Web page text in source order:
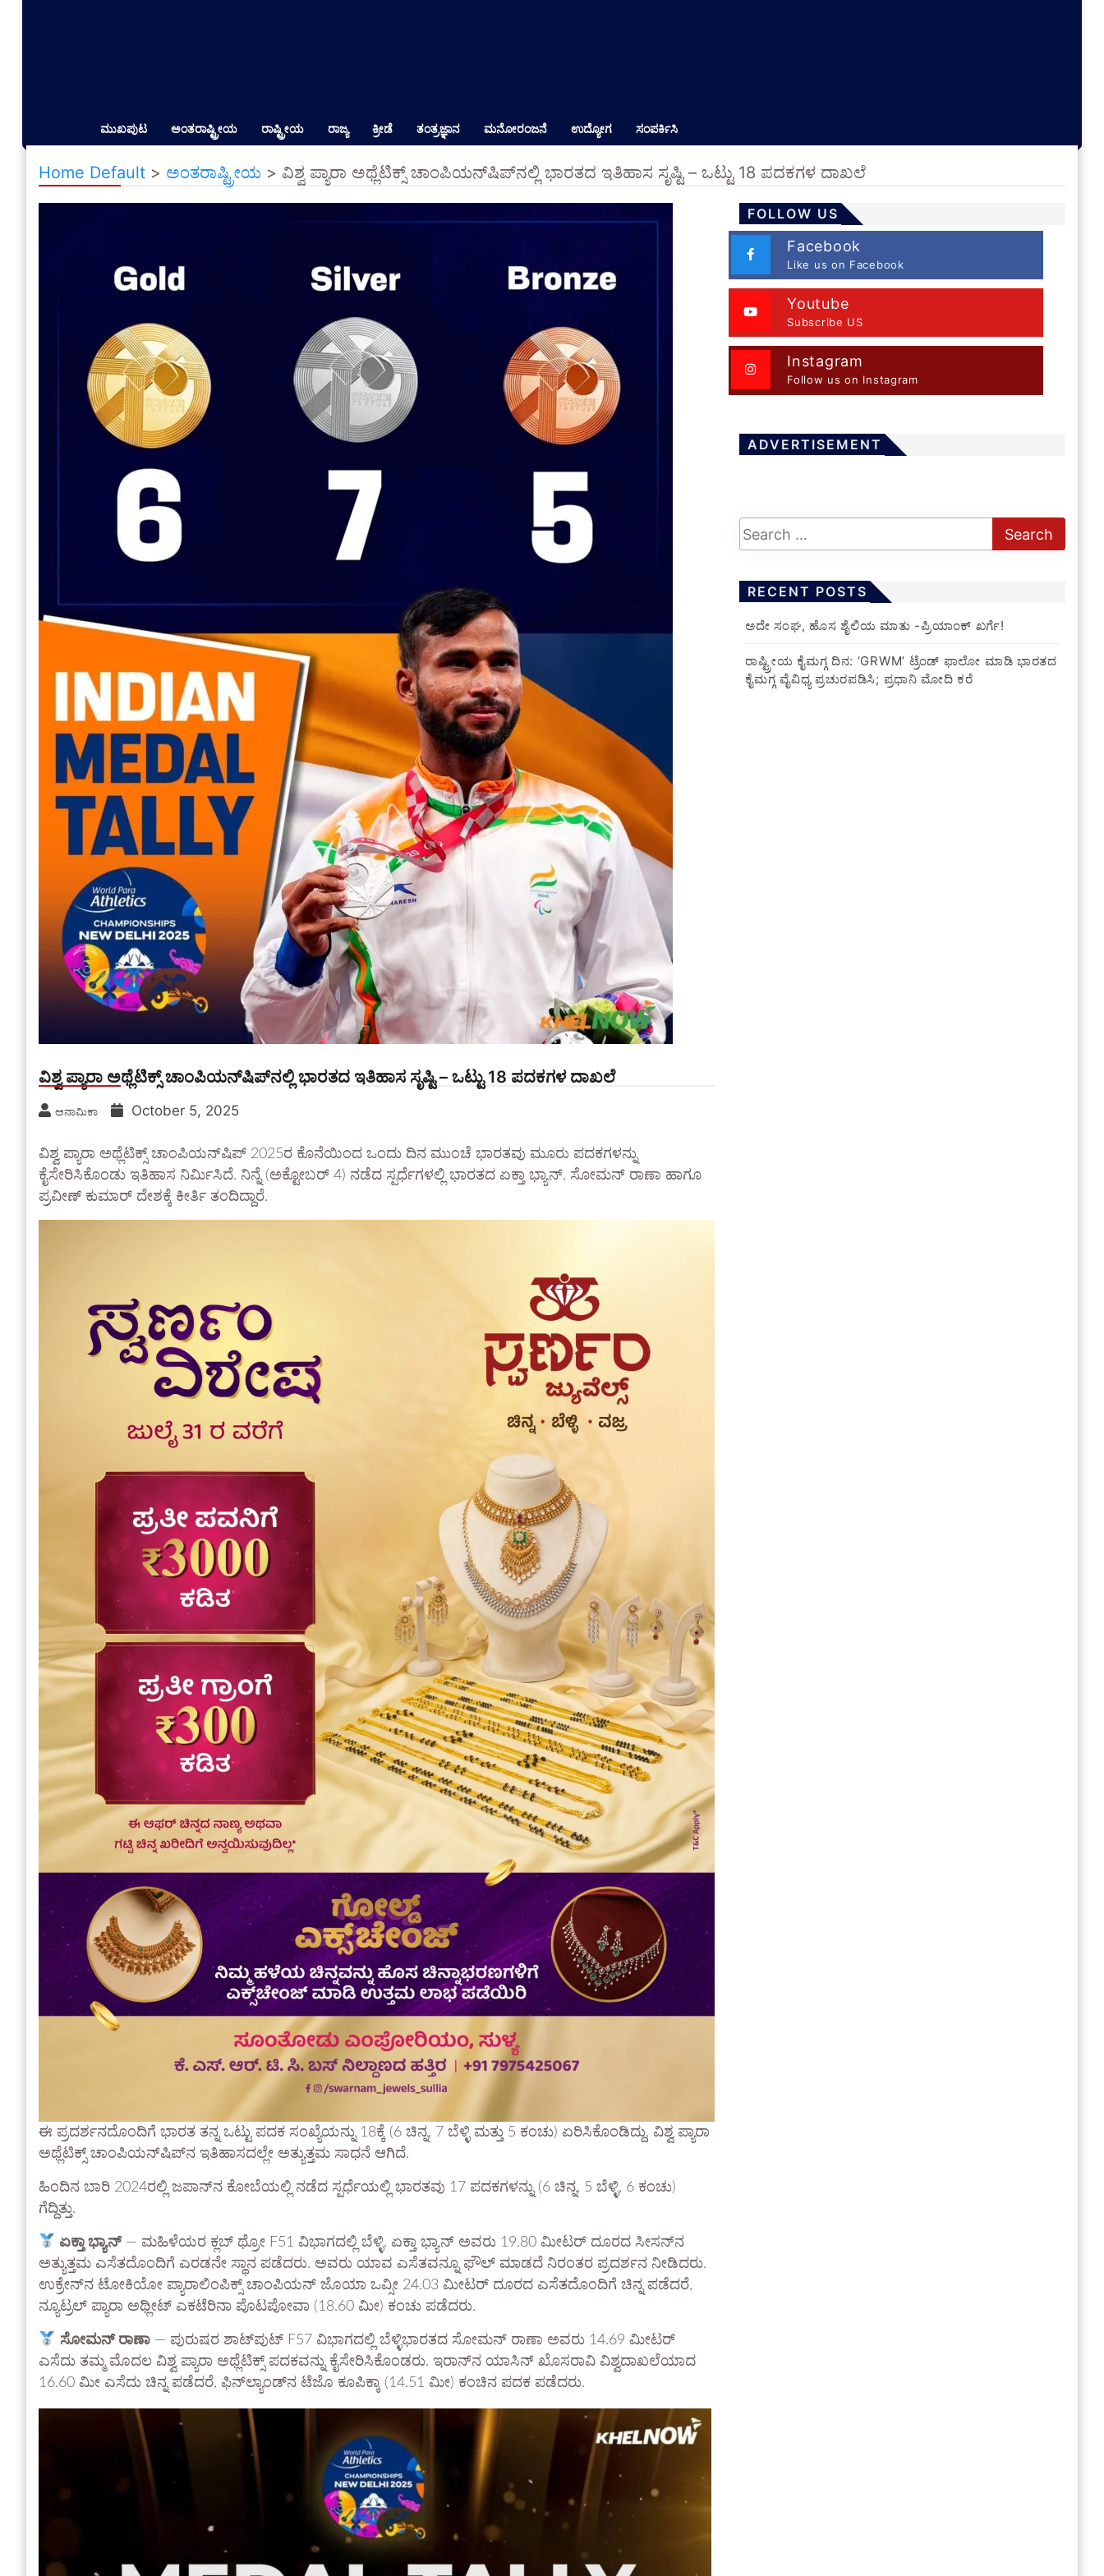
ಮುಖಪುಟ ಅಂತರಾಷ್ಟ್ರೀಯ ರಾಷ್ಟ್ರೀಯ ರಾಜ್ಯ ಕ್ರೀಡೆ ತಂತ್ರಜ್ಞಾನ ಮನೋರಂಜನೆ ಉದ್ಯೋಗ ಸಂಪರ್ಕಿಸಿ
Home Default > ಅಂತರಾಷ್ಟ್ರೀಯ > ವಿಶ್ವ ಪ್ಯಾರಾ ಅಥ್ಲೆಟಿಕ್ಸ್ ಚಾಂಪಿಯನ್‌ಷಿಪ್‌ನಲ್ಲಿ ಭಾರತದ ಇತಿಹಾಸ ಸೃಷ್ಟಿ – ಒಟ್ಟು 18 ಪದಕಗಳ ದಾಖಲೆ
ವಿಶ್ವ ಪ್ಯಾರಾ ಅಥ್ಲೆಟಿಕ್ಸ್ ಚಾಂಪಿಯನ್‌ಷಿಪ್‌ನಲ್ಲಿ ಭಾರತದ ಇತಿಹಾಸ ಸೃಷ್ಟಿ – ಒಟ್ಟು 18 ಪದಕಗಳ ದಾಖಲೆ
ಅನಾಮಿಕಾ October 5, 2025
ವಿಶ್ವ ಪ್ಯಾರಾ ಅಥ್ಲೆಟಿಕ್ಸ್ ಚಾಂಪಿಯನ್‌ಷಿಪ್‌ 2025ರ ಕೊನೆಯಿಂದ ಒಂದು ದಿನ ಮುಂಚೆ ಭಾರತವು ಮೂರು ಪದಕಗಳನ್ನು
ಕೈಸೇರಿಸಿಕೊಂಡು ಇತಿಹಾಸ ನಿರ್ಮಿಸಿದೆ. ನಿನ್ನೆ (ಅಕ್ಟೋಬರ್ 4) ನಡೆದ ಸ್ಪರ್ಧೆಗಳಲ್ಲಿ ಭಾರತದ ಏಕ್ತಾ ಭ್ಯಾನ್, ಸೋಮನ್ ರಾಣಾ ಹಾಗೂ
ಪ್ರವೀಣ್ ಕುಮಾರ್ ದೇಶಕ್ಕೆ ಕೀರ್ತಿ ತಂದಿದ್ದಾರೆ.
ಈ ಪ್ರದರ್ಶನದೊಂದಿಗೆ ಭಾರತ ತನ್ನ ಒಟ್ಟು ಪದಕ ಸಂಖ್ಯೆಯನ್ನು 18ಕ್ಕೆ (6 ಚಿನ್ನ, 7 ಬೆಳ್ಳಿ ಮತ್ತು 5 ಕಂಚು) ಏರಿಸಿಕೊಂಡಿದ್ದು, ವಿಶ್ವ ಪ್ಯಾರಾ
ಅಥ್ಲೆಟಿಕ್ಸ್ ಚಾಂಪಿಯನ್‌ಷಿಪ್‌ನ ಇತಿಹಾಸದಲ್ಲೇ ಅತ್ಯುತ್ತಮ ಸಾಧನೆ ಆಗಿದೆ.
ಹಿಂದಿನ ಬಾರಿ 2024ರಲ್ಲಿ ಜಪಾನ್‌ನ ಕೋಬೆಯಲ್ಲಿ ನಡೆದ ಸ್ಪರ್ಧೆಯಲ್ಲಿ ಭಾರತವು 17 ಪದಕಗಳನ್ನು (6 ಚಿನ್ನ, 5 ಬೆಳ್ಳಿ, 6 ಕಂಚು)
ಗೆದ್ದಿತ್ತು.
ಏಕ್ತಾ ಭ್ಯಾನ್‌— ಮಹಿಳೆಯರ ಕ್ಲಬ್ ಥ್ರೋ F51 ವಿಭಾಗದಲ್ಲಿ ಬೆಳ್ಳಿ. ಏಕ್ತಾ ಭ್ಯಾನ್ ಅವರು 19.80 ಮೀಟರ್ ದೂರದ ಸೀಸನ್‌ನ
ಅತ್ಯುತ್ತಮ ಎಸೆತದೊಂದಿಗೆ ಎರಡನೇ ಸ್ಥಾನ ಪಡೆದರು. ಅವರು ಯಾವ ಎಸೆತವನ್ನೂ ಫೌಲ್ ಮಾಡದೆ ನಿರಂತರ ಪ್ರದರ್ಶನ ನೀಡಿದರು.
ಉಕ್ರೇನ್‌ನ ಟೋಕಿಯೋ ಪ್ಯಾರಾಲಿಂಪಿಕ್ಸ್ ಚಾಂಪಿಯನ್ ಜೊಯಾ ಒವ್ಸೀ 24.03 ಮೀಟರ್ ದೂರದ ಎಸೆತದೊಂದಿಗೆ ಚಿನ್ನ ಪಡೆದರೆ,
ನ್ಯೂಟ್ರಲ್ ಪ್ಯಾರಾ ಅಥ್ಲೀಟ್ ಎಕಟೆರಿನಾ ಪೊಟಪೋವಾ (18.60 ಮೀ) ಕಂಚು ಪಡೆದರು.
ಸೋಮನ್ ರಾಣಾ— ಪುರುಷರ ಶಾಟ್‌ಪುಟ್ F57 ವಿಭಾಗದಲ್ಲಿ ಬೆಳ್ಳಿಭಾರತದ ಸೋಮನ್ ರಾಣಾ ಅವರು 14.69 ಮೀಟರ್
ಎಸೆದು ತಮ್ಮ ಮೊದಲ ವಿಶ್ವ ಪ್ಯಾರಾ ಅಥ್ಲೆಟಿಕ್ಸ್ ಪದಕವನ್ನು ಕೈಸೇರಿಸಿಕೊಂಡರು. ಇರಾನ್‌ನ ಯಾಸಿನ್ ಖೊಸರಾವಿ ವಿಶ್ವದಾಖಲೆಯಾದ
16.60 ಮೀ ಎಸೆದು ಚಿನ್ನ ಪಡೆದರೆ, ಫಿನ್‌ಲ್ಯಾಂಡ್‌ನ ಟೆಜೊ ಕೂಪಿಕ್ಕಾ (14.51 ಮೀ) ಕಂಚಿನ ಪದಕ ಪಡೆದರು.
FOLLOW US
Facebook
Like us on Facebook
Youtube
Subscribe US
Instagram
Follow us on Instagram
ADVERTISEMENT
RECENT POSTS
ಅದೇ ಸಂಘ, ಹೊಸ ಶೈಲಿಯ ಮಾತು -ಪ್ರಿಯಾಂಕ್ ಖರ್ಗೆ!
ರಾಷ್ಟ್ರೀಯ ಕೈಮಗ್ಗ ದಿನ: ‘GRWM’ ಟ್ರೆಂಡ್ ಫಾಲೋ ಮಾಡಿ ಭಾರತದ
ಕೈಮಗ್ಗ ವೈವಿಧ್ಯ ಪ್ರಚುರಪಡಿಸಿ; ಪ್ರಧಾನಿ ಮೋದಿ ಕರೆ